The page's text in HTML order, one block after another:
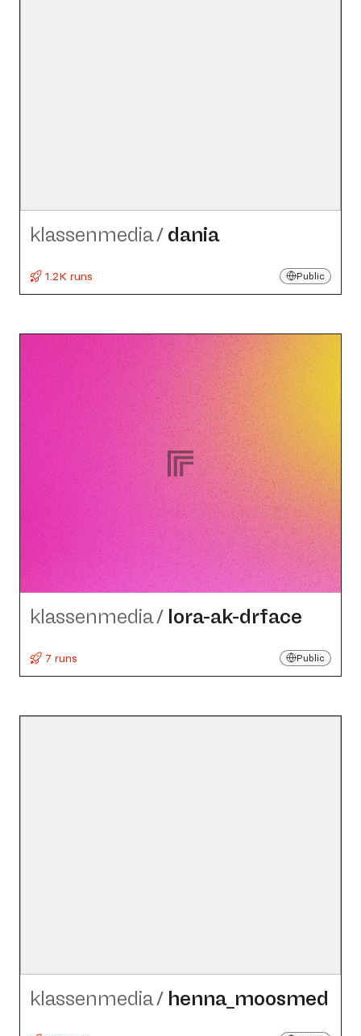
klassenmedia/ dania
1.2K runs Public
klassenmedia/ lora-ak-drface
7 runs Public
klassenmedia/ henna_​moosmed